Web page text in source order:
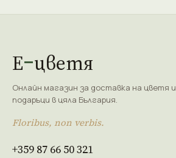
Е цветя
Онлайн магазин за доставка на цветя и
подаръци в цяла България.
Floribus, non verbis.
+359 87 66 50 321